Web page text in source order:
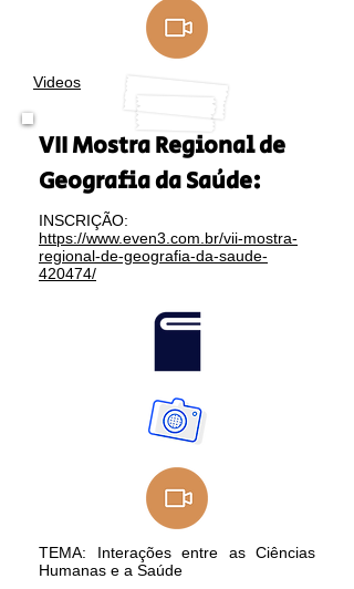
Videos
VII Mostra Regional de
Geografia da Saúde:
INSCRIÇÃO:
https://www.even3.com.br/vii-mostra-
regional-de-geografia-da-saude-
420474/
TEMA: Interações entre as Ciências
Humanas e a Saúde